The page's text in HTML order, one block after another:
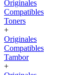
Originales
Compatibles
Toners
+
Originales
Compatibles
Tambor
+